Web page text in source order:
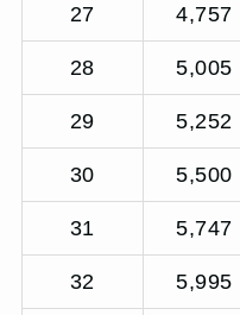
27 4,757
28 5,005
29 5,252
30 5,500
31 5,747
32 5,995